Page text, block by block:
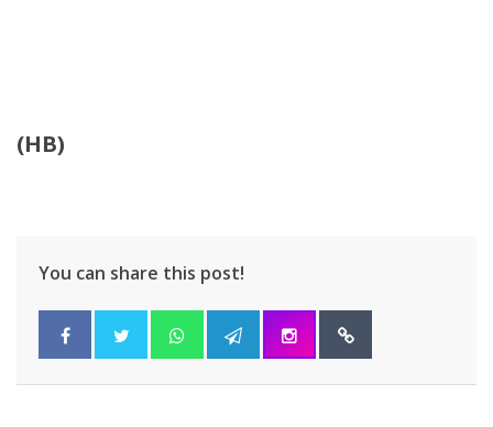
(HB)
You can share this post!